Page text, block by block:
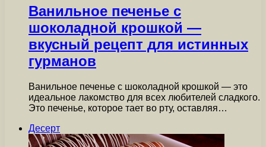
Ванильное печенье с
шоколадной крошкой —
вкусный рецепт для истинных
гурманов
Ванильное печенье с шоколадной крошкой — это
идеальное лакомство для всех любителей сладкого.
Это печенье, которое тает во рту, оставляя…
Десерт